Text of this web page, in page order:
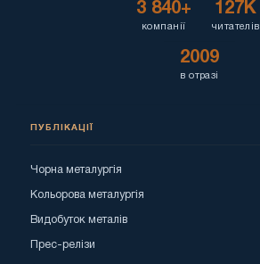
3 840+
компанії
127K
читателів
2009
в отразі
ПУБЛІКАЦІЇ
Чорна металургія
Кольорова металургія
Видобуток металів
Прес-релізи